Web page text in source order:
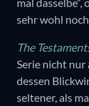
sehr wohl
The
Serie nicht nur
dessen
seltener, als